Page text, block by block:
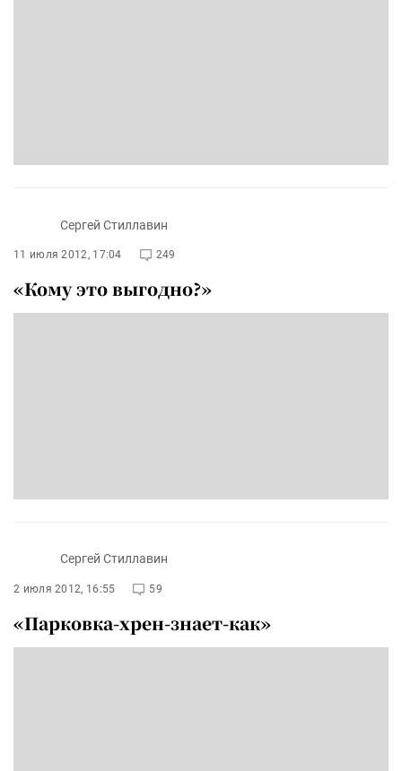
Сергей Стиллавин
11 июля 2012, 17:04 249
«Кому это выгодно?»
Сергей Стиллавин
2 июля 2012, 16:55 59
«Парковка-хрен-знает-как»